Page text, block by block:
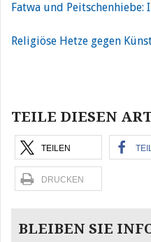
Fatwa und
Religiöse Hetze gegen
TEILE DIESEN
TEILEN
DRUCKEN
BLEIBEN SIE